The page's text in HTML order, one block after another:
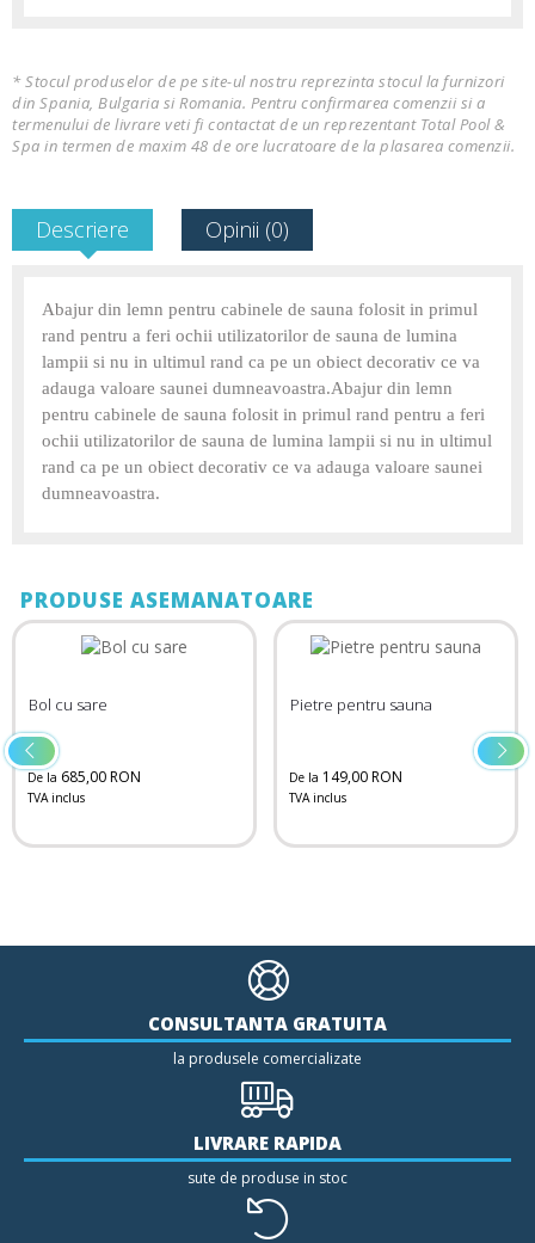
* Stocul produselor de pe site-ul nostru reprezinta stocul la furnizori
din Spania, Bulgaria si Romania. Pentru confirmarea comenzii si a
termenului de livrare veti fi contactat de un reprezentant Total Pool &
Spa in termen de maxim 48 de ore lucratoare de la plasarea comenzii.
Descriere Opinii (0)
Abajur din lemn pentru cabinele de sauna folosit in primul
rand pentru a feri ochii utilizatorilor de sauna de lumina
lampii si nu in ultimul rand ca pe un obiect decorativ ce va
adauga valoare saunei dumneavoastra.Abajur din lemn
pentru cabinele de sauna folosit in primul rand pentru a feri
ochii utilizatorilor de sauna de lumina lampii si nu in ultimul
rand ca pe un obiect decorativ ce va adauga valoare saunei
dumneavoastra.
PRODUSE ASEMANATOARE
Bol cu sare
De la 685,00 RON
TVA inclus
Pietre pentru sauna
De la 149,00 RON
TVA inclus
CONSULTANTA GRATUITA
la produsele comercializate
LIVRARE RAPIDA
sute de produse in stoc